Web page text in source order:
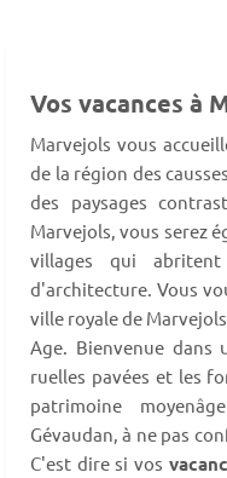
Vos vacances à
Marvejols vous
de la région des
des paysages
Marvejols, vous serez
villages qui abritent
d'architecture. Vous
ville royale de
Age. Bienvenue dans
ruelles pavées et les
patrimoine
Gévaudan, à ne pas
C'est dire si vos